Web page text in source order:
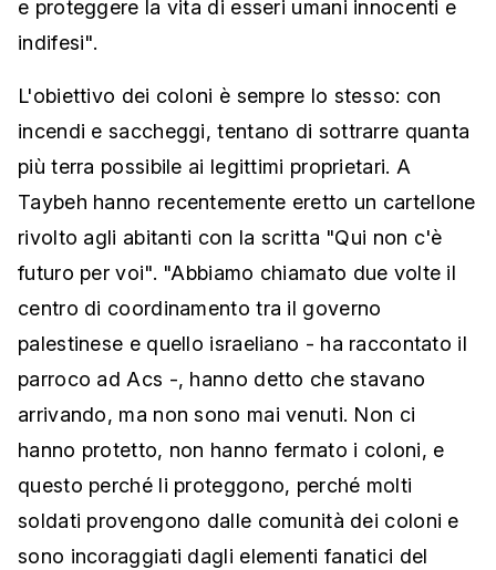
e proteggere la vita di esseri umani innocenti e
indifesi".
L'obiettivo dei coloni è sempre lo stesso: con
incendi e saccheggi, tentano di sottrarre quanta
più terra possibile ai legittimi proprietari. A
Taybeh hanno recentemente eretto un cartellone
rivolto agli abitanti con la scritta "Qui non c'è
futuro per voi". "Abbiamo chiamato due volte il
centro di coordinamento tra il governo
palestinese e quello israeliano - ha raccontato il
parroco ad Acs -, hanno detto che stavano
arrivando, ma non sono mai venuti. Non ci
hanno protetto, non hanno fermato i coloni, e
questo perché li proteggono, perché molti
soldati provengono dalle comunità dei coloni e
sono incoraggiati dagli elementi fanatici del